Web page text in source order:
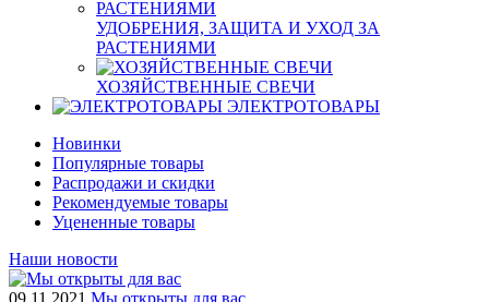
УДОБРЕНИЯ, ЗАЩИТА И УХОД ЗА
РАСТЕНИЯМИ
ХОЗЯЙСТВЕННЫЕ СВЕЧИ
ЭЛЕКТРОТОВАРЫ
Новинки
Популярные товары
Распродажи и скидки
Рекомендуемые товары
Уцененные товары
Наши новости
09.11.2021 Мы открыты для вас